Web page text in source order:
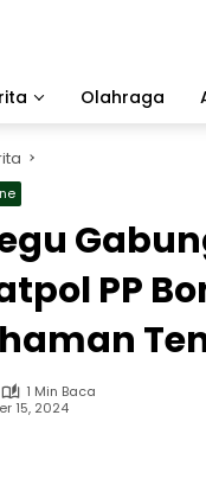
Olahraga
PP
1 Min Baca
15, 2024